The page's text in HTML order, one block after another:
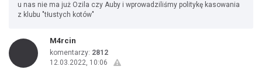
u nas nie ma już Ozila czy Auby i wprowadziliśmy politykę kasowania
z klubu "tłustych kotów"
M4rcin
komentarzy: 2812
12.03.2022, 10:06